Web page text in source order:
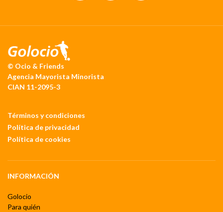
© Ocio & Friends
Agencia Mayorista Minorista
CIAN 11-2095-3
Términos y condiciones
Política de privacidad
Política de cookies
INFORMACIÓN
Golocio
Para quién